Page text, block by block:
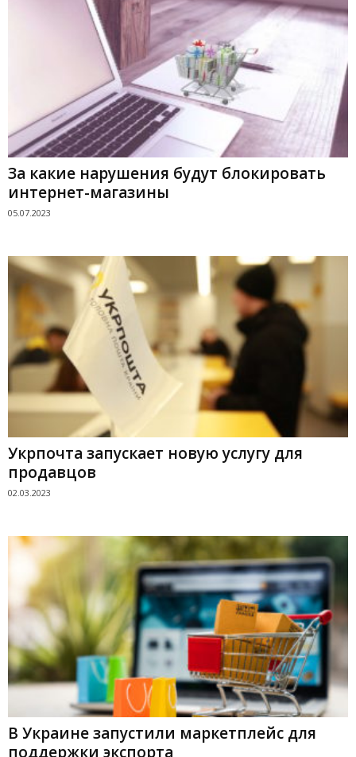
За какие нарушения будут блокировать
интернет-магазины
05.07.2023
Укрпочта запускает новую услугу для
продавцов
02.03.2023
В Украине запустили маркетплейс для
поддержки экспорта